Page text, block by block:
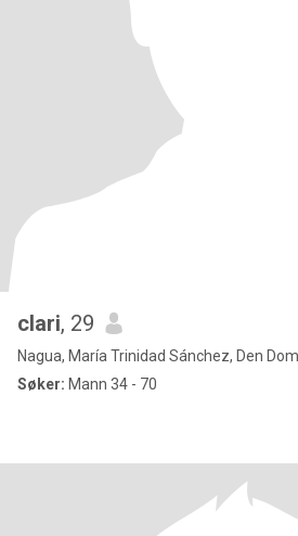
clari, 29
Nagua, María Trinidad Sánchez, Den
Søker: Mann 34 - 70